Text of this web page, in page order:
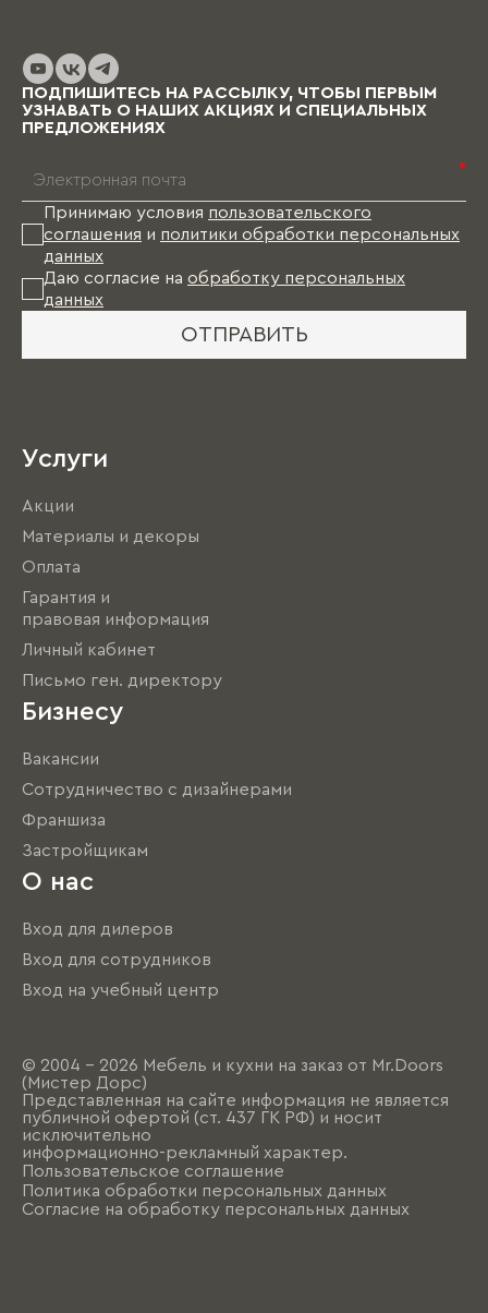
ПОДПИШИТЕСЬ НА РАССЫЛКУ, ЧТОБЫ ПЕРВЫМ
УЗНАВАТЬ О НАШИХ АКЦИЯХ И СПЕЦИАЛЬНЫХ
ПРЕДЛОЖЕНИЯХ
*
Принимаю условия пользовательского
соглашения и политики обработки персональных
данных
Даю согласие на обработку персональных
данных
ОТПРАВИТЬ
Услуги
Акции
Материалы и декоры
Оплата
Гарантия и
правовая информация
Личный кабинет
Письмо ген. директору
Бизнесу
Вакансии
Сотрудничество с дизайнерами
Франшиза
Застройщикам
О нас
Вход для дилеров
Вход для сотрудников
Вход на учебный центр
© 2004 - 2026 Мебель и кухни на заказ от Mr.Doors
(Мистер Дорс)
Представленная на сайте информация не является
публичной офертой (ст. 437 ГК РФ) и носит
исключительно
информационно-рекламный характер.
Пользовательское соглашение
Политика обработки персональных данных
Согласие на обработку персональных данных